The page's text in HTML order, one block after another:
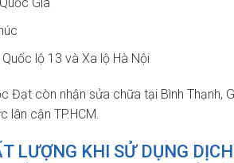
Gia
lộ 13 và Xa lộ Hà Nội
Đạt còn nhận sửa chữa tại Bình Thạnh,
lân cận TP.HCM.
LƯỢNG KHI SỬ DỤNG